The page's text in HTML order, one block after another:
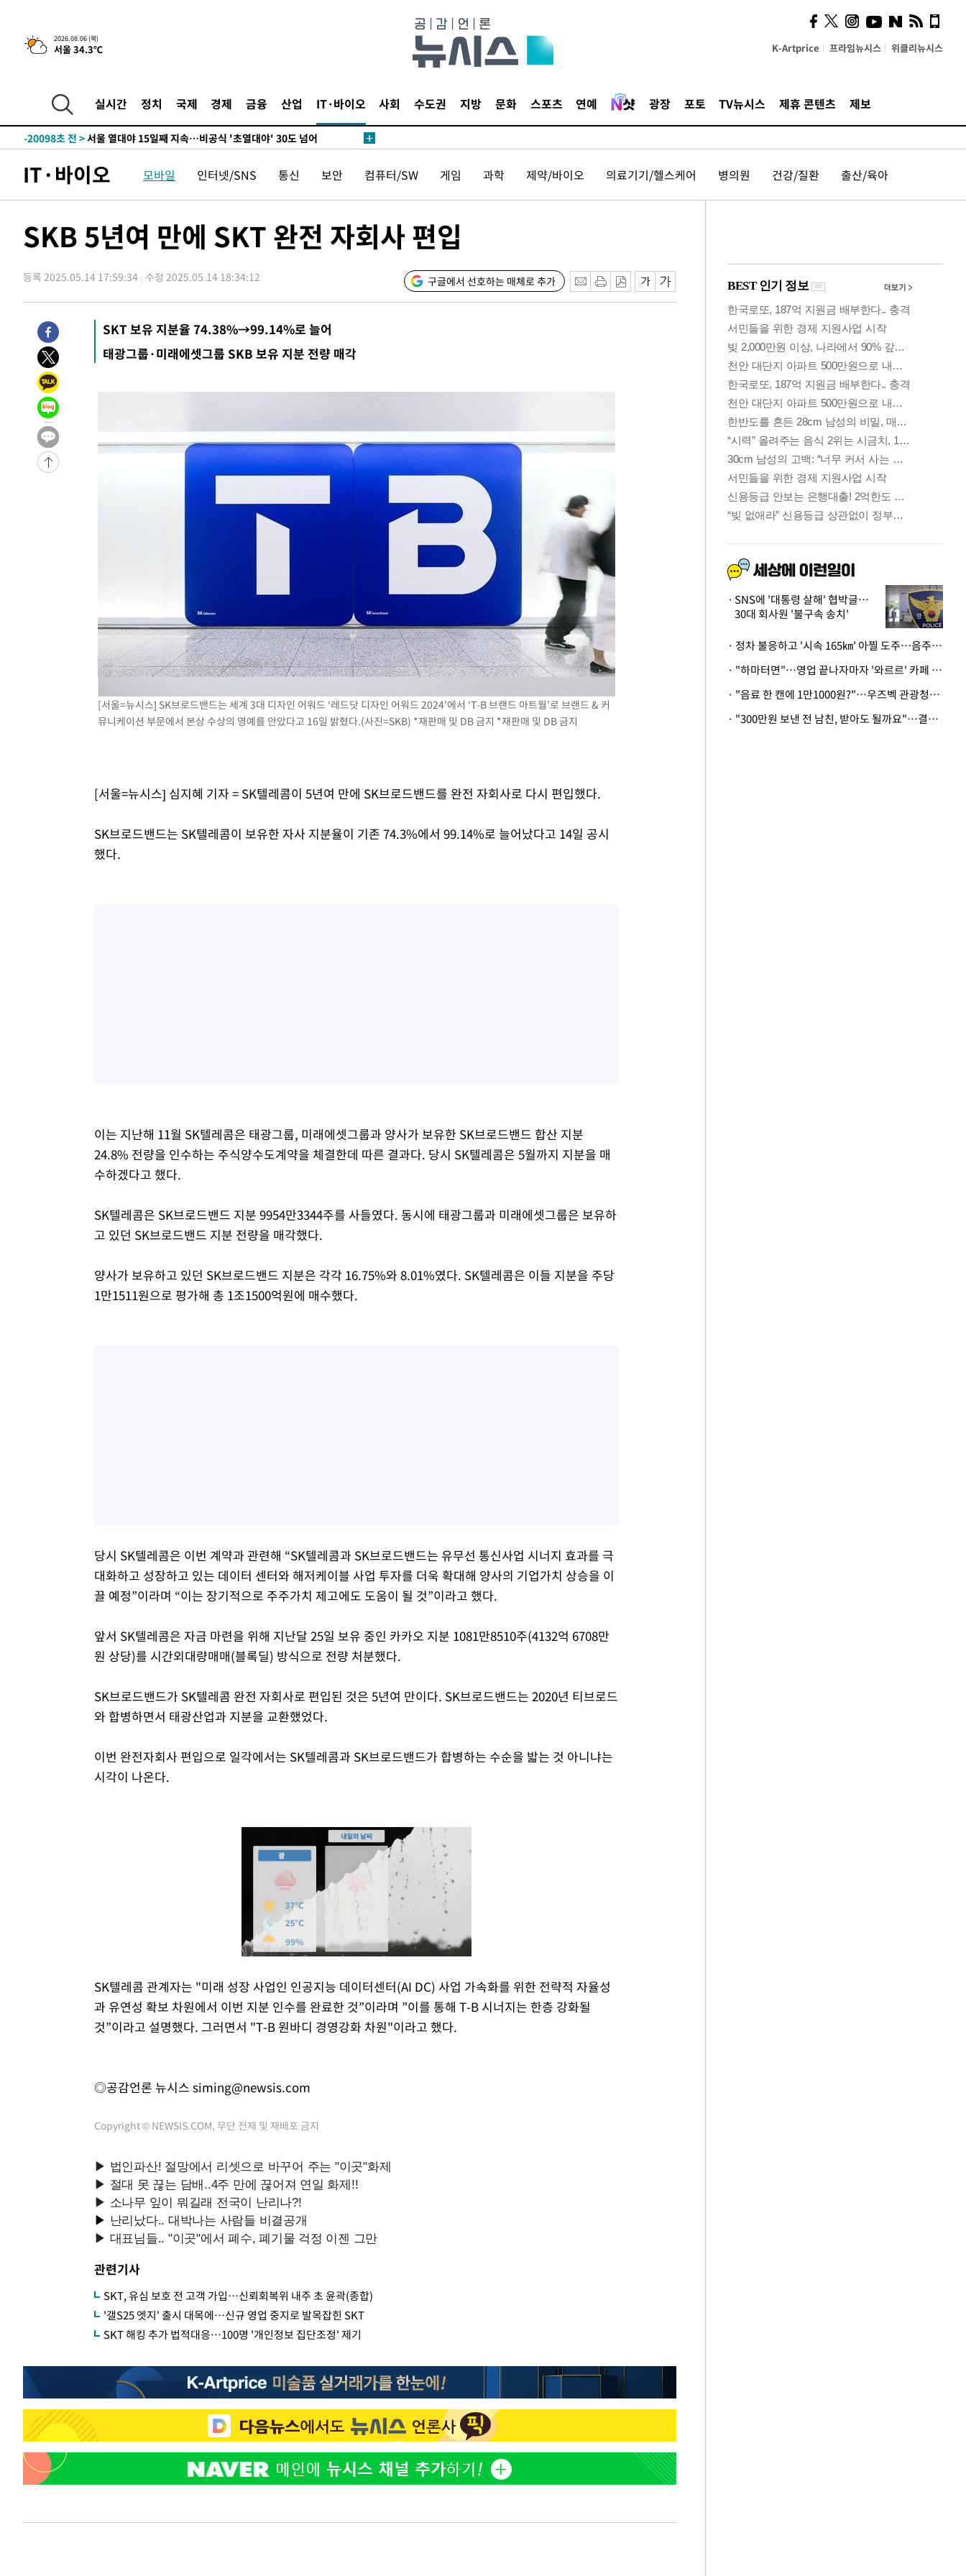
2026.08.06 (목)
서울 34.3℃ K-Artprice 프라임뉴시스 위클리뉴시스
실시간 정치 국제 경제 금융 산업 IT·바이오 사회 수도권 지방 문화 스포츠 연예 광장 포토 TV뉴시스 제휴 콘텐츠 제보
-24085초 전 >[속보]경찰, '홍명보 선임 논란' 대한축구협회·축구회관 등 압수수
색-23472초 전 >[속보]산업장관 "美무역법 제301조 과잉생산 결과 발표 8월 중 예
-22537초 전 >
[속보]전남광주 초대 시민추천 부시장에 백승주·윤난실
-20098초 전 >
-18665초 전 >[속보]코스닥, 2.15포인트(0.27%) 내린 797.44 출발
-15095초 전 > 6월 경상수지 497.3억 달러…두 달 연속 사상 최대
-15046초 전 >서울 낮 39도 '폭염중대경보'…40도 관측 가능성도
-4581초 전 >
[속보] 호르무즈 해협 이란-오만 협상 기대속 뉴욕증시 혼조 마감 다
임 3년 인터뷰
3시간 전 >[속보] "이란-오만, 호르무즈 해협 통행 항로 합의" 이란 외무부 대변인
-29273초 전 >내일까지 39도 '펄펄'…기상청 "태풍 지나며 폭염 잠시 꺾인다"
-28910초 전 >
트럼프, 한국계 진보 주지사 후보 맹공…"공산주의가 최대 위협"
-28888초 전 >
"美간섭에 합의 지연"…트럼프, '이란 호르무즈 통제권' 수용할까
-25408초 전 >
[속보]산업장관 "李정부, 원전 반대 안해…안정 전력 위해 불가피"
-24105초 전 >
-23492초 전 >
-23285초 전 >
-22557초 전 >
[속보]전남광주 초대 시민추천 부시장에 백승주·윤난실
-20118초 전 >
서울 열대야 15일째 지속…비공식 '초열대야' 30도 넘어
[속보]코스닥, 2.15포인트(0.27%) 내린 797.44 출발
[속보]코스피, 119.51포인트(1.81%) 내린 6478.75 개장
6월 경상수지 497.3억 달러…두 달 연속 사상 최대
[속보] 이란 대통령 "지금 최고지도자와 소통하기가 매우 어려워" 취
[속보] "이란-오만, 호르무즈 해협 통행 항로 합의" 이란 외무부 대변인
IT·바이오 모바일 인터넷/SNS 통신 보안 컴퓨터/SW 게임 과학 제약/바이오 의료기기/헬스케어 병의원 건강/질환 출산/육아
SKB 5년여 만에 SKT 완전 자회사 편입
등록 2025.05.14 17:59:34 수정 2025.05.14 18:34:12 구글에서 선호하는 매체로 추가
SKT 보유 지분율 74.38%→99.14%로 늘어
태광그룹·미래에셋그룹 SKB 보유 지분 전량 매각
[서울=뉴시스] SK브로드밴드는 세계 3대 디자인 어워드 ‘레드닷 디자인 어워드 2024’에서 ‘T-B 브랜드 아트월’로 브랜드 & 커
뮤니케이션 부문에서 본상 수상의 영예를 안았다고 16일 밝혔다.(사진=SKB) *재판매 및 DB 금지 *재판매 및 DB 금지
[서울=뉴시스] 심지혜 기자 = SK텔레콤이 5년여 만에 SK브로드밴드를 완전 자회사로 다시 편입했다.
SK브로드밴드는 SK텔레콤이 보유한 자사 지분율이 기존 74.3%에서 99.14%로 늘어났다고 14일 공시
했다.
이는 지난해 11월 SK텔레콤은 태광그룹, 미래에셋그룹과 양사가 보유한 SK브로드밴드 합산 지분
24.8% 전량을 인수하는 주식양수도계약을 체결한데 따른 결과다. 당시 SK텔레콤은 5월까지 지분을 매
수하겠다고 했다.
SK텔레콤은 SK브로드밴드 지분 9954만3344주를 사들였다. 동시에 태광그룹과 미래에셋그룹은 보유하
고 있던 SK브로드밴드 지분 전량을 매각했다.
양사가 보유하고 있던 SK브로드밴드 지분은 각각 16.75%와 8.01%였다. SK텔레콤은 이들 지분을 주당
1만1511원으로 평가해 총 1조1500억원에 매수했다.
당시 SK텔레콤은 이번 계약과 관련해 “SK텔레콤과 SK브로드밴드는 유무선 통신사업 시너지 효과를 극
대화하고 성장하고 있는 데이터 센터와 해저케이블 사업 투자를 더욱 확대해 양사의 기업가치 상승을 이
끌 예정”이라며 “이는 장기적으로 주주가치 제고에도 도움이 될 것”이라고 했다.
앞서 SK텔레콤은 자금 마련을 위해 지난달 25일 보유 중인 카카오 지분 1081만8510주(4132억 6708만
원 상당)를 시간외대량매매(블록딜) 방식으로 전량 처분했다.
SK브로드밴드가 SK텔레콤 완전 자회사로 편입된 것은 5년여 만이다. SK브로드밴드는 2020년 티브로드
와 합병하면서 태광산업과 지분을 교환했었다.
이번 완전자회사 편입으로 일각에서는 SK텔레콤과 SK브로드밴드가 합병하는 수순을 밟는 것 아니냐는
시각이 나온다.
Mute
SK텔레콤 관계자는 "미래 성장 사업인 인공지능 데이터센터(AI DC) 사업 가속화를 위한 전략적 자율성
과 유연성 확보 차원에서 이번 지분 인수를 완료한 것”이라며 ”이를 통해 T-B 시너지는 한층 강화될
것”이라고 설명했다. 그러면서 "T-B 원바디 경영강화 차원"이라고 했다.
◎공감언론 뉴시스 siming@newsis.com
Copyright © NEWSIS.COM, 무단 전재 및 재배포 금지
관련기사
SKT, 유심 보호 전 고객 가입…신뢰회복위 내주 초 윤곽(종합)
'갤S25 엣지' 출시 대목에…신규 영업 중지로 발목잡힌 SKT
SKT 해킹 추가 법적대응…100명 '개인정보 집단조정' 제기
계…'고급 가요'의 주체적
영토
SNS에 '대통령 살해' 협박글…
30대 회사원 '불구속 송치'
· 정차 불응하고 '시속 165㎞' 아찔 도주…음주운전자 체포
· "하마터면"…영업 끝나자마자 '와르르' 카페 테라스 덮친 대리석 외벽
· "음료 한 캔에 1만1000원?"…우즈벡 관광청까지 나섰다, 유튜버 폭로 후폭풍
· "300만원 보낸 전 남친, 받아도 될까요"…결혼 앞둔 예비신부의 뜻밖 고충